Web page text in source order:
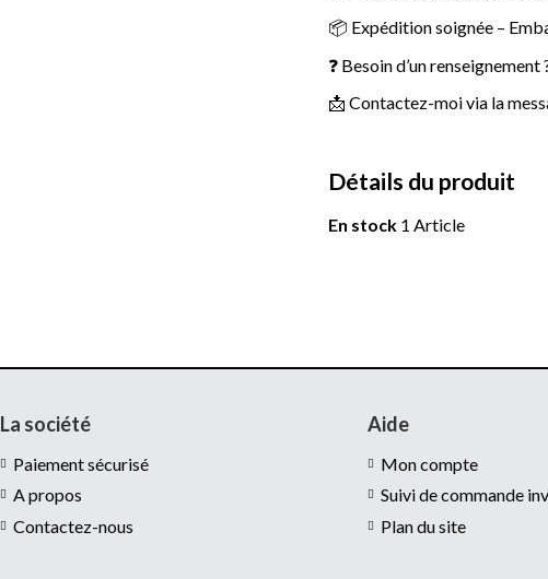
📦 Expédition soignée –
❓ Besoin d’un
📩 Contactez-moi via la
Détails du produit
En stock 1 Article
La société
Paiement sécurisé
A propos
Contactez-nous
Aide
Mon compte
Suivi de commande
Plan du site